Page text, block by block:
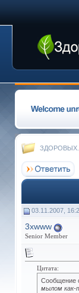
03.11.2007,
3xwww
Senior Member
Цитата:
Сообщение
мылом как-